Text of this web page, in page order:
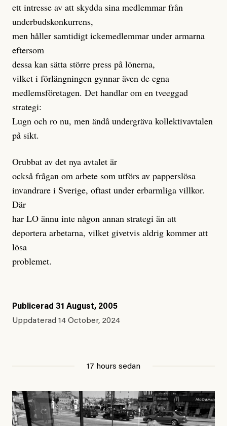
ett intresse av att skydda sina medlemmar från
underbudskonkurrens,
men håller samtidigt ickemedlemmar under armarna
eftersom
dessa kan sätta större press på lönerna,
vilket i förlängningen gynnar även de egna
medlemsföretagen. Det handlar om en tveeggad
strategi:
Lugn och ro nu, men ändå undergräva kollektivavtalen
på sikt.
Orubbat av det nya avtalet är
också frågan om arbete som utförs av papperslösa
invandrare i Sverige, oftast under erbarmliga villkor.
Där
har LO ännu inte någon annan strategi än att
deportera arbetarna, vilket givetvis aldrig kommer att
lösa
problemet.
Publicerad 31 August, 2005
Uppdaterad 14 October, 2024
17 hours sedan